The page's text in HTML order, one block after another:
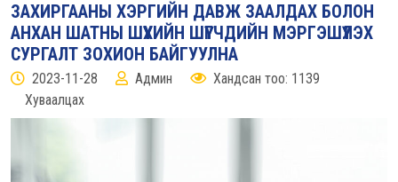
ЗАХИРГААНЫ ХЭРГИЙН ДАВЖ ЗААЛДАХ БОЛОН
АНХАН ШАТНЫ ШҮҮХИЙН ШҮҮГЧДИЙН МЭРГЭШҮҮЛЭХ
СУРГАЛТ ЗОХИОН БАЙГУУЛНА
2023-11-28 Админ
Хандсан тоо: 1139
Хуваалцах